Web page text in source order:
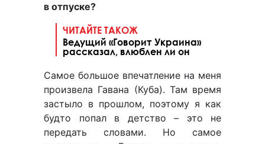
в отпуске?
ЧИТАЙТЕ ТАКОЖ
Ведущий «Говорит Украина»
рассказал, влюблен ли он
Самое большое впечатление на меня
произвела Гавана (Куба). Там время
застыло в прошлом, поэтому я как
будто попал в детство – это не
передать словами. Но самое